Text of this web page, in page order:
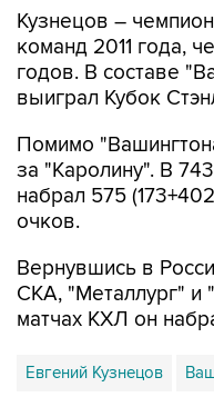
Кузнецов –
команд 2011 года,
годов. В составе
выиграл Кубок
Помимо
за "Каролину". В
набрал 575
очков.
Вернувшись в
СКА, "Металлург" и
матчах КХЛ он
Евгений Кузнецов